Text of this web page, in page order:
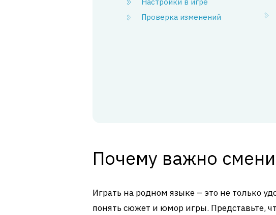
Проверка изменений
Почему важно
Играть на родном языке – это не только
понять сюжет и юмор игры. Представьте,